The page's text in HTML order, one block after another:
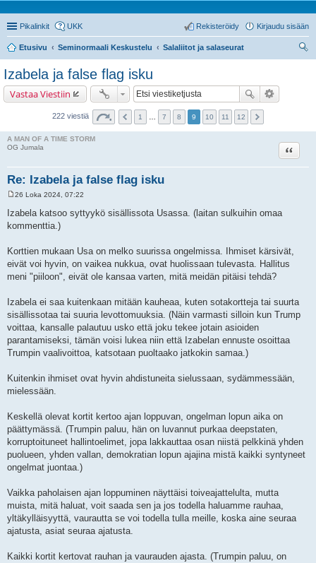
Pikalinkit UKK Kirjaudu sisään
Rekisteröidy
Etusivu Seminormaali Keskustelu
Salaliitot ja salaseurat
Izabela ja false flag isku
Vastaa Viestiin
222 viestiä 1 7 8 9 10 11 12
A MAN OF A TIME STORM
OG Jumala
Re: Izabela ja false flag isku
Lainaa
e
s
26 Loka 2024, 07:22
Izabela katsoo syttyykö sisällissota Usassa. (laitan sulkuihin omaa
kommenttia.)
Korttien mukaan Usa on melko suurissa ongelmissa. Ihmiset kärsivät,
eivät voi hyvin, on vaikea nukkua, ovat huolissaan tulevasta. Hallitus
meni "piiloon", eivät ole kansaa varten, mitä meidän pitäisi tehdä?
Izabela ei saa kuitenkaan mitään kauheaa, kuten sotakortteja tai suurta
sisällissotaa tai suuria levottomuuksia. (Näin varmasti silloin kun Trump
voittaa, kansalle palautuu usko että joku tekee jotain asioiden
parantamiseksi, tämän voisi lukea niin että Izabelan ennuste osoittaa
Trumpin vaalivoittoa, katsotaan puoltaako jatkokin samaa.)
Kuitenkin ihmiset ovat hyvin ahdistuneita sielussaan, sydämmessään,
mielessään.
Keskellä olevat kortit kertoo ajan loppuvan, ongelman lopun aika on
päättymässä. (Trumpin paluu, hän on luvannut purkaa deepstaten,
korruptoituneet hallintoelimet, jopa lakkauttaa osan niistä pelkkinä yhden
puolueen, yhden vallan, demokratian lopun ajajina mistä kaikki syntyneet
ongelmat juontaa.)
Vaikka paholaisen ajan loppuminen näyttäisi toiveajattelulta, mutta
muista, mitä haluat, voit saada sen ja jos todella haluamme rauhaa,
yltäkylläisyyttä, vaurautta se voi todella tulla meille, koska aine seuraa
ajatusta, asiat seuraa ajatusta.
Kaikki kortit kertovat rauhan ja vaurauden ajasta. (Trumpin paluu, on